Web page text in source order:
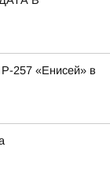
257 «Енисей» в